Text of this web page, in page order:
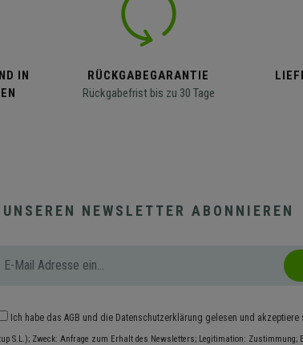
IN
RÜCKGABEGARANTIE
Rückgabefrist bis zu 30 Tage
UNSEREN NEWSLETTER ABONNIEREN
Ich habe das AGB und die Datenschutzerklärung gelesen und akzeptiere
S.L.); Zweck: Anfrage zum Erhalt des Newsletters; Legitimation: